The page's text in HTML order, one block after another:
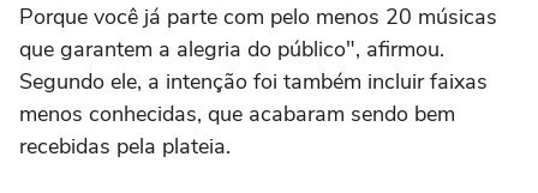
Porque você já parte com pelo menos 20 músicas
que garantem a alegria do público", afirmou.
Segundo ele, a intenção foi também incluir faixas
menos conhecidas, que acabaram sendo bem
recebidas pela plateia.